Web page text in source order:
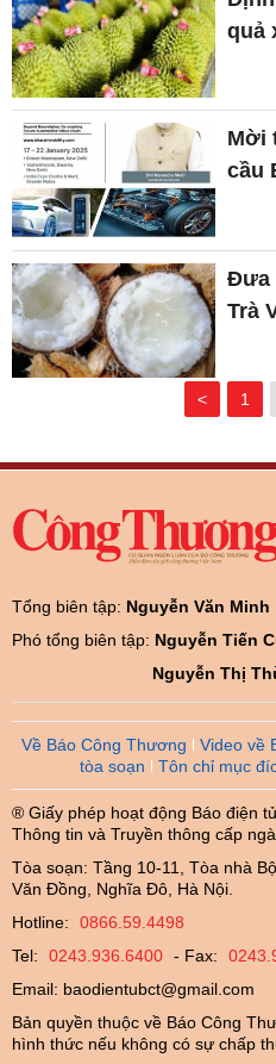
quả
Mời
cầu
Đưa
Trà
< 1
Tổng biên tập: Nguyễn Văn Minh
Phó tổng biên tập: Nguyễn Tiến
Nguyễn Thị
Về Báo Công Thương Video về
tòa soạn
Tôn chỉ mục
® Giấy phép hoạt động Báo điện
Thông tin và Truyền thông cấp
Tòa soạn: Tầng 10-11, Tòa nhà
Văn Đồng, Nghĩa Đô, Hà Nội.
Hotline:
0866.59.4498
Tel:
0243.936.6400 - Fax:
Email: baodientubct@gmail.com
Bản quyền thuộc về Báo Công
hình thức nếu không có sự chấp